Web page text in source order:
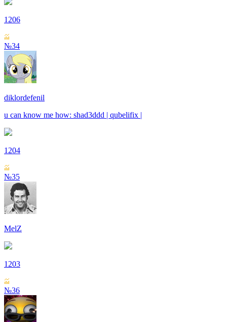
1206
№34
diklordefenil
u can know me how: shad3ddd | qubelifix |
1204
№35
MelZ
1203
№36